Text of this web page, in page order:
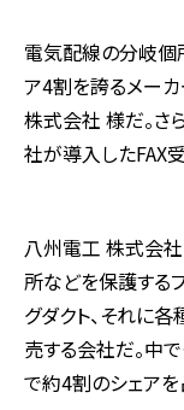
電気配線の分岐個
ア4割を誇るメー
株式会社 様だ。さ
社が導入したFAX
八州電工 株式会
所などを保護する
グダクト、それに
売する会社だ。中
で約4割のシェアを